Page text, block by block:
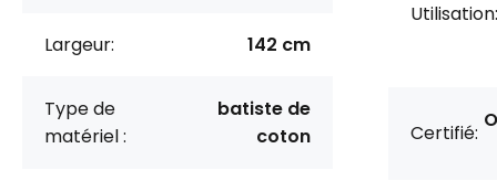
Largeur: 142 cm
Type de
matériel :
batiste de
coton
Utilisation:
Certifié: